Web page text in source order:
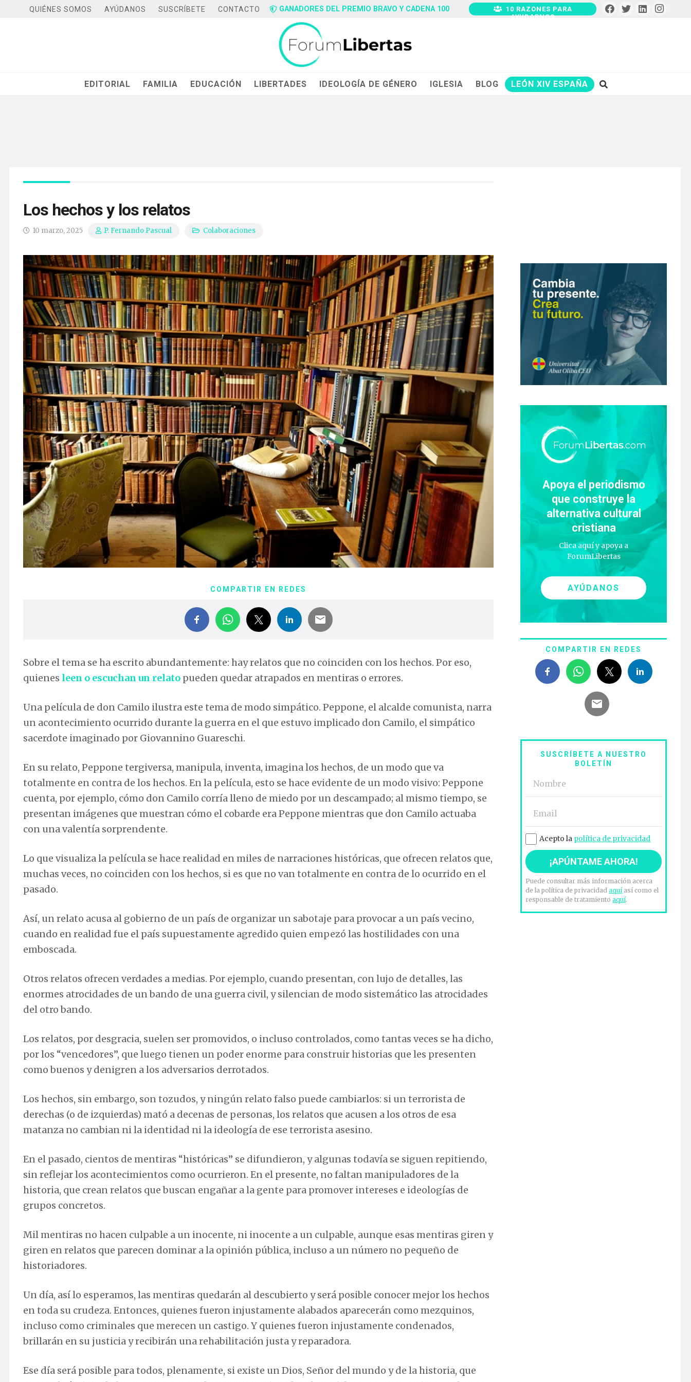
QUIÉNES SOMOS AYÚDANOS SUSCRÍBETE CONTACTO GANADORES DEL PREMIO BRAVO Y CADENA 100
10 RAZONES PARA
AYUDARNOS
EDITORIAL FAMILIA EDUCACIÓN LIBERTADES IDEOLOGÍA DE GÉNERO IGLESIA BLOG LEÓN XIV ESPAÑA
Los hechos y los relatos
10 marzo, 2025 P. Fernando Pascual Colaboraciones
COMPARTIR EN REDES
Sobre el tema se ha escrito abundantemente: hay relatos que no coinciden con los hechos. Por eso,
quienes leen o escuchan un relato pueden quedar atrapados en mentiras o errores.
Una película de don Camilo ilustra este tema de modo simpático. Peppone, el alcalde comunista, narra
un acontecimiento ocurrido durante la guerra en el que estuvo implicado don Camilo, el simpático
sacerdote imaginado por Giovannino Guareschi.
En su relato, Peppone tergiversa, manipula, inventa, imagina los hechos, de un modo que va
totalmente en contra de los hechos. En la película, esto se hace evidente de un modo visivo: Peppone
cuenta, por ejemplo, cómo don Camilo corría lleno de miedo por un descampado; al mismo tiempo, se
presentan imágenes que muestran cómo el cobarde era Peppone mientras que don Camilo actuaba
con una valentía sorprendente.
Lo que visualiza la película se hace realidad en miles de narraciones históricas, que ofrecen relatos que,
muchas veces, no coinciden con los hechos, si es que no van totalmente en contra de lo ocurrido en el
pasado.
Así, un relato acusa al gobierno de un país de organizar un sabotaje para provocar a un país vecino,
cuando en realidad fue el país supuestamente agredido quien empezó las hostilidades con una
emboscada.
Otros relatos ofrecen verdades a medias. Por ejemplo, cuando presentan, con lujo de detalles, las
enormes atrocidades de un bando de una guerra civil, y silencian de modo sistemático las atrocidades
del otro bando.
Los relatos, por desgracia, suelen ser promovidos, o incluso controlados, como tantas veces se ha dicho,
por los “vencedores”, que luego tienen un poder enorme para construir historias que les presenten
como buenos y denigren a los adversarios derrotados.
Los hechos, sin embargo, son tozudos, y ningún relato falso puede cambiarlos: si un terrorista de
derechas (o de izquierdas) mató a decenas de personas, los relatos que acusen a los otros de esa
matanza no cambian ni la identidad ni la ideología de ese terrorista asesino.
En el pasado, cientos de mentiras “históricas” se difundieron, y algunas todavía se siguen repitiendo,
sin reflejar los acontecimientos como ocurrieron. En el presente, no faltan manipuladores de la
historia, que crean relatos que buscan engañar a la gente para promover intereses e ideologías de
grupos concretos.
Mil mentiras no hacen culpable a un inocente, ni inocente a un culpable, aunque esas mentiras giren y
giren en relatos que parecen dominar a la opinión pública, incluso a un número no pequeño de
historiadores.
Un día, así lo esperamos, las mentiras quedarán al descubierto y será posible conocer mejor los hechos
en toda su crudeza. Entonces, quienes fueron injustamente alabados aparecerán como mezquinos,
incluso como criminales que merecen un castigo. Y quienes fueron injustamente condenados,
brillarán en su justicia y recibirán una rehabilitación justa y reparadora.
Ese día será posible para todos, plenamente, si existe un Dios, Señor del mundo y de la historia, que
Apoya el periodismo
que construye la
alternativa cultural
cristiana
Clica aquí y apoya a
ForumLibertas
AYÚDANOS
COMPARTIR EN REDES
SUSCRÍBETE A NUESTRO
BOLETÍN
Acepto la política de privacidad
Puede consultar más información acerca
de la política de privacidadaquíasí como el
responsable de tratamientoaquí.